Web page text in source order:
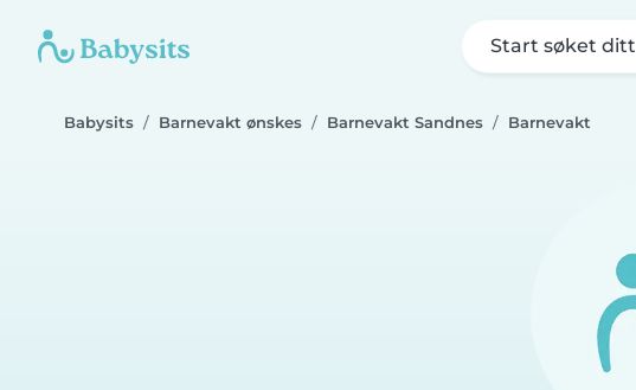
Start søket ditt
Babysits Barnevakt ønskes Barnevakt Sandnes Barnevakt